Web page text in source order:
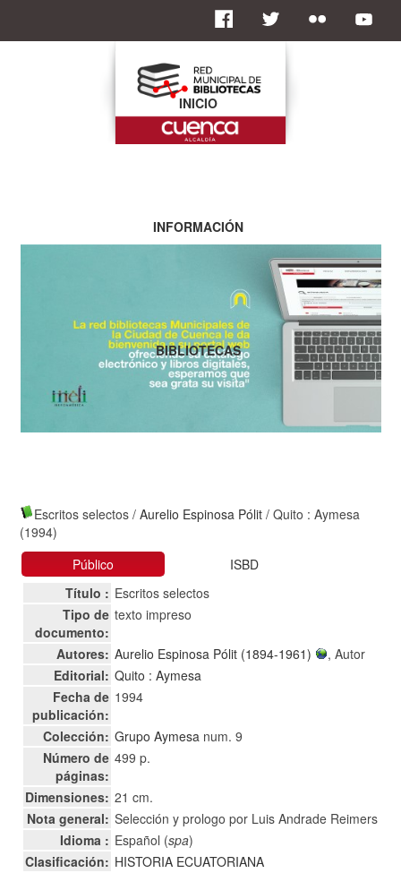
Escritos selectos /Aurelio Espinosa Pólit / Quito : Aymesa
(1994)
Público
ISBD
Título : Escritos selectos
Tipo de
documento:
texto impreso
Autores: Aurelio Espinosa Pólit (1894-1961)
, Autor
Editorial: Quito : Aymesa
Fecha de
publicación:
1994
Colección: Grupo Aymesa num. 9
Número de
páginas:
499 p.
Dimensiones: 21 cm.
Nota general: Selección y prologo por Luis Andrade Reimers
Idioma : Español (spa)
Clasificación: HISTORIA ECUATORIANA
INICIO
INFORMACIÓN
BIBLIOTECAS